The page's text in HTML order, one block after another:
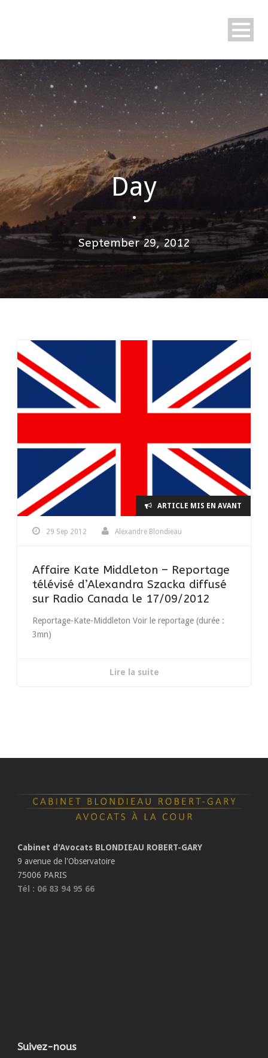
Day
•
September 29, 2012
ARTICLE MIS EN AVANT
29 Sep 2012 Alexandre Blondieau
Affaire Kate Middleton – Reportage
télévisé d’Alexandra Szacka diffusé
sur Radio Canada le 17/09/2012
Reportage-Kate-Middleton Voir le reportage (durée :
3mn)
Lire la suite
Cabinet d'Avocats BLONDIEAU ROBERT-GARY
9 avenue de l'Observatoire
75006 PARIS
Tél : 06 83 94 95 66
Suivez-nous